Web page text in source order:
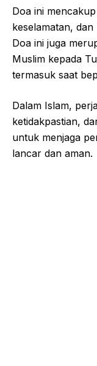
Doa ini
keselamatan,
Doa ini juga
Muslim kepada
termasuk saat
Dalam Islam,
ketidakpastian,
untuk menjaga
lancar dan aman.